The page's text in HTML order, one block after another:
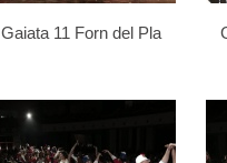
Gaiata 11 Forn del Pla